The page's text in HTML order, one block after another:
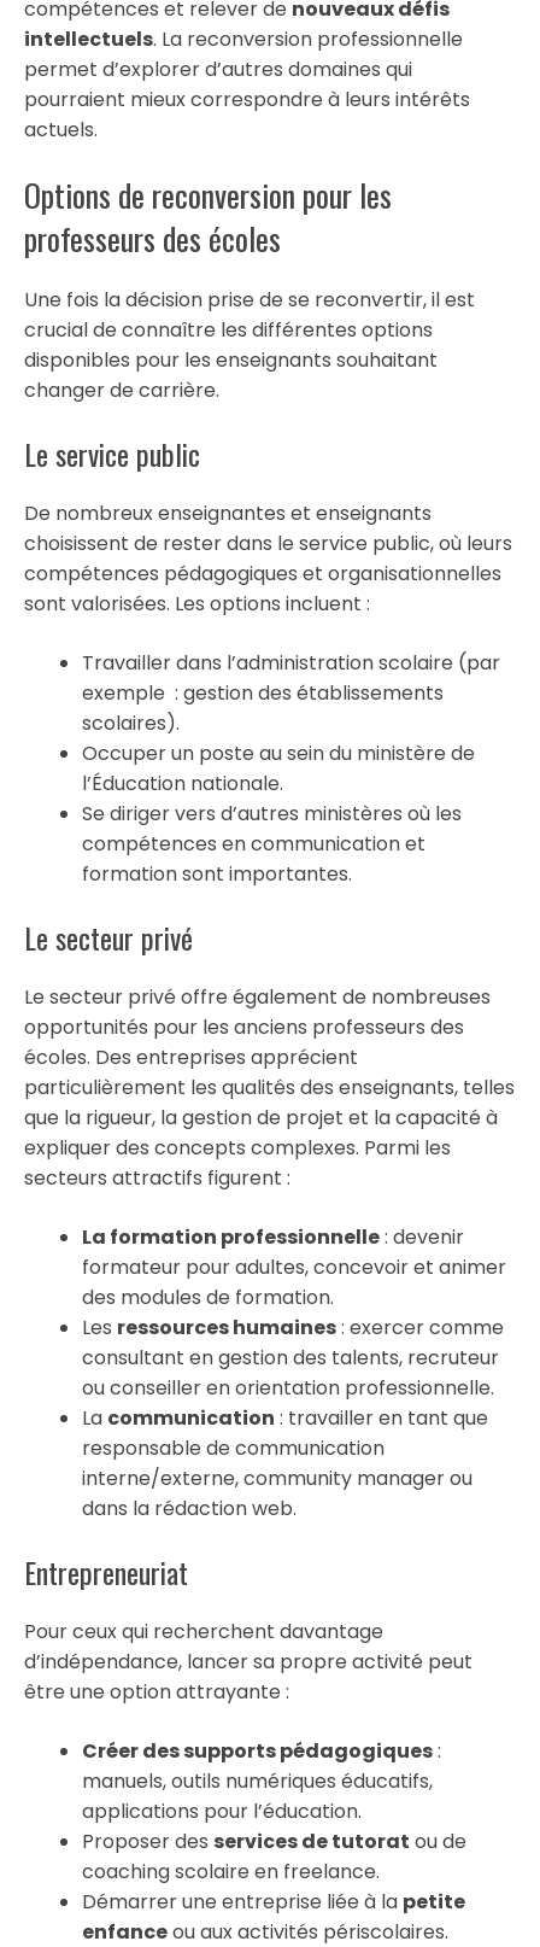
compétences et relever de nouveaux défis
intellectuels. La reconversion professionnelle
permet d’explorer d’autres domaines qui
pourraient mieux correspondre à leurs intérêts
actuels.
Options de reconversion pour les
professeurs des écoles
Une fois la décision prise de se reconvertir, il est
crucial de connaître les différentes options
disponibles pour les enseignants souhaitant
changer de carrière.
Le service public
De nombreux enseignantes et enseignants
choisissent de rester dans le service public, où leurs
compétences pédagogiques et organisationnelles
sont valorisées. Les options incluent :
Travailler dans l’administration scolaire (par
exemple : gestion des établissements
scolaires).
Occuper un poste au sein du ministère de
l’Éducation nationale.
Se diriger vers d’autres ministères où les
compétences en communication et
formation sont importantes.
Le secteur privé
Le secteur privé offre également de nombreuses
opportunités pour les anciens professeurs des
écoles. Des entreprises apprécient
particulièrement les qualités des enseignants, telles
que la rigueur, la gestion de projet et la capacité à
expliquer des concepts complexes. Parmi les
secteurs attractifs figurent :
La formation professionnelle: devenir
formateur pour adultes, concevoir et animer
des modules de formation.
Les ressources humaines: exercer comme
consultant en gestion des talents, recruteur
ou conseiller en orientation professionnelle.
La communication : travailler en tant que
responsable de communication
interne/externe, community manager ou
dans la rédaction web.
Entrepreneuriat
Pour ceux qui recherchent davantage
d’indépendance, lancer sa propre activité peut
être une option attrayante :
Créer des supports pédagogiques:
manuels, outils numériques éducatifs,
applications pour l’éducation.
Proposer des services de tutorat ou de
coaching scolaire en freelance.
Démarrer une entreprise liée à la petite
enfanceou aux activités périscolaires.